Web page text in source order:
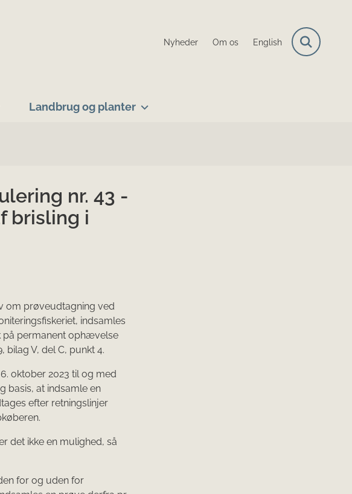
Nyheder Om os English
Landbrug og planter
nr. 43 -
brisling i
om prøveudtagning ved
indsamles
på permanent ophævelse
bilag V, del C, punkt 4.
oktober 2023 til og med
basis, at indsamle en
efter retningslinjer
det ikke en mulighed, så
for og uden for